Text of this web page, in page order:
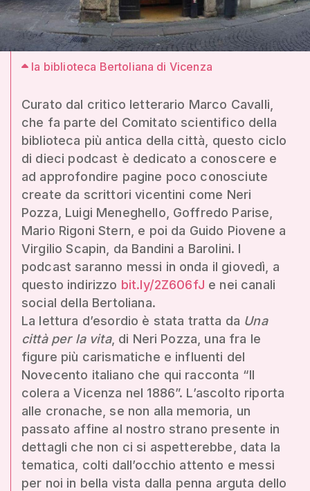
la biblioteca Bertoliana di Vicenza
Curato dal critico letterario Marco Cavalli,
che fa parte del Comitato scientifico della
biblioteca più antica della città, questo ciclo
di dieci podcast è dedicato a conoscere e
ad approfondire pagine poco conosciute
create da scrittori vicentini come Neri
Pozza, Luigi Meneghello, Goffredo Parise,
Mario Rigoni Stern, e poi da Guido Piovene a
Virgilio Scapin, da Bandini a Barolini. I
podcast saranno messi in onda il giovedì, a
questo indirizzo bit.ly/2Z606fJ e nei canali
social della Bertoliana.
La lettura d’esordio è stata tratta da Una
città per la vita, di Neri Pozza, una fra le
figure più carismatiche e influenti del
Novecento italiano che qui racconta “Il
colera a Vicenza nel 1886”. L’ascolto riporta
alle cronache, se non alla memoria, un
passato affine al nostro strano presente in
dettagli che non ci si aspetterebbe, data la
tematica, colti dall’occhio attento e messi
per noi in bella vista dalla penna arguta dello